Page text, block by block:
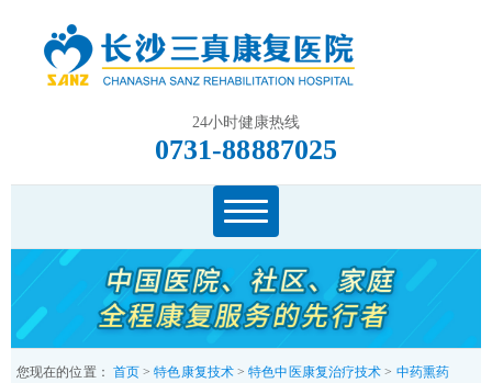
24小时健康热线
0731-88887025
您现在的位置： 首页 >特色康复技术>特色中医康复治疗技术 > 中药熏药